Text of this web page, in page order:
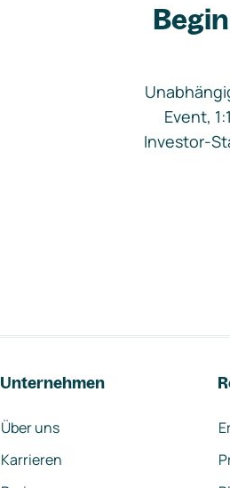
Event,
Investor-
Unternehmen
Über uns
Karrieren